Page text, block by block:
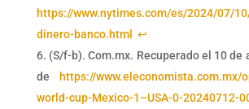
https://www.nytimes.com/es/2024/07/
dinero-banco.html ↩︎
(S/f-b). Com.mx. Recuperado el 10 de
dehttps://www.eleconomista.com.mx/
world-cup-Mexico-1–USA-0-20240712-